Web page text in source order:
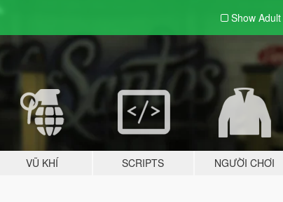
Show Adult
VŨ KHÍ SCRIPTS NGƯỜI CHƠI